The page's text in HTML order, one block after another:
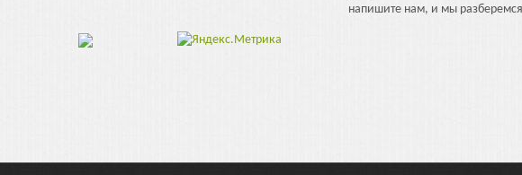
напишите нам, и мы